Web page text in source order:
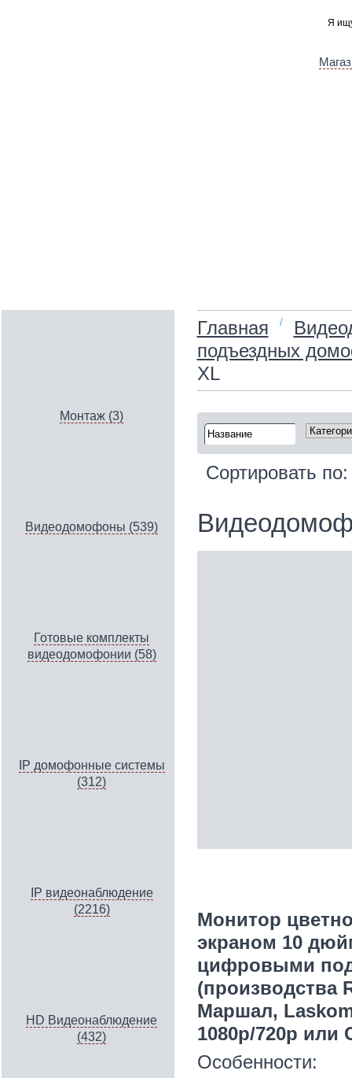
Монтаж (3)
Видеодомофоны (539)
Готовые комплекты
видеодомофонии (58)
IP домофонные системы
(312)
IP видеонаблюдение
(2216)
HD Видеонаблюдение
(432)
Главная /
подъездных
XL
Сортировать
Монитор
экраном 10
цифровыми
(производства
Маршал,
1080р/720p или
Особенности: